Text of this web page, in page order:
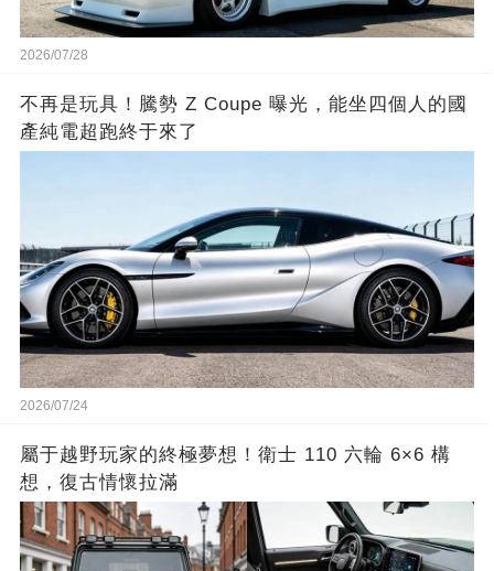
2026/07/28
不再是玩具！騰勢 Z Coupe 曝光，能坐四個人的國
產純電超跑終于來了
2026/07/24
屬于越野玩家的終極夢想！衛士 110 六輪 6×6 構
想，復古情懷拉滿